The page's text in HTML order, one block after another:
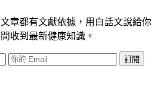
章都有文獻依據，用白話文說給你
收到最新健康知識。
訂閱